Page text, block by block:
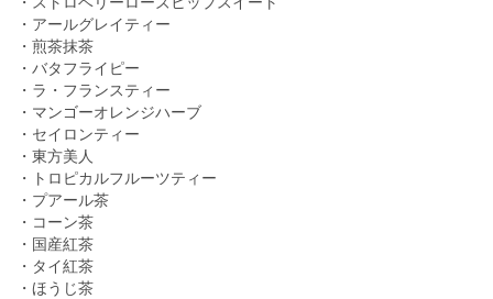
・アールグレイティー
・煎茶抹茶
・バタフライピー
・ラ・フランスティー
・マンゴーオレンジハーブ
・セイロンティー
・東方美人
・トロピカルフルーツティー
・プアール茶
・コーン茶
・国産紅茶
・タイ紅茶
・ほうじ茶